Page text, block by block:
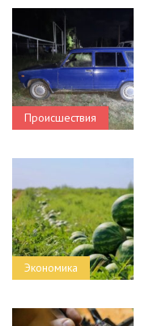
Происшествия
Экономика